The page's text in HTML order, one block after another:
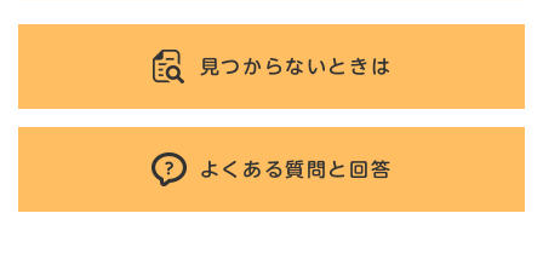
見つからないときは
よくある質問と回答